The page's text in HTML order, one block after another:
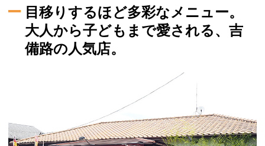
目移りするほど多彩なメニュー。
大人から子どもまで愛される、吉
備路の人気店。